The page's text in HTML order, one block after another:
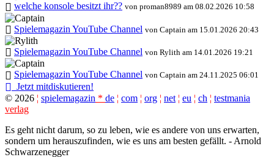
welche konsole besitzt ihr?? von proman8989 am 08.02.2026 10:58
Spielemagazin YouTube Channel von Captain am 15.01.2026 20:43
Spielemagazin YouTube Channel von Rylith am 14.01.2026 19:21
Spielemagazin YouTube Channel von Captain am 24.11.2025 06:01
Jetzt mitdiskutieren!
© 2026 ¦ spielemagazin * de ¦ com ¦ org ¦ net ¦ eu ¦ ch ¦ testmania
verlag
Es geht nicht darum, so zu leben, wie es andere von uns erwarten,
sondern um herauszufinden, wie es uns am besten gefällt. - Arnold
Schwarzenegger